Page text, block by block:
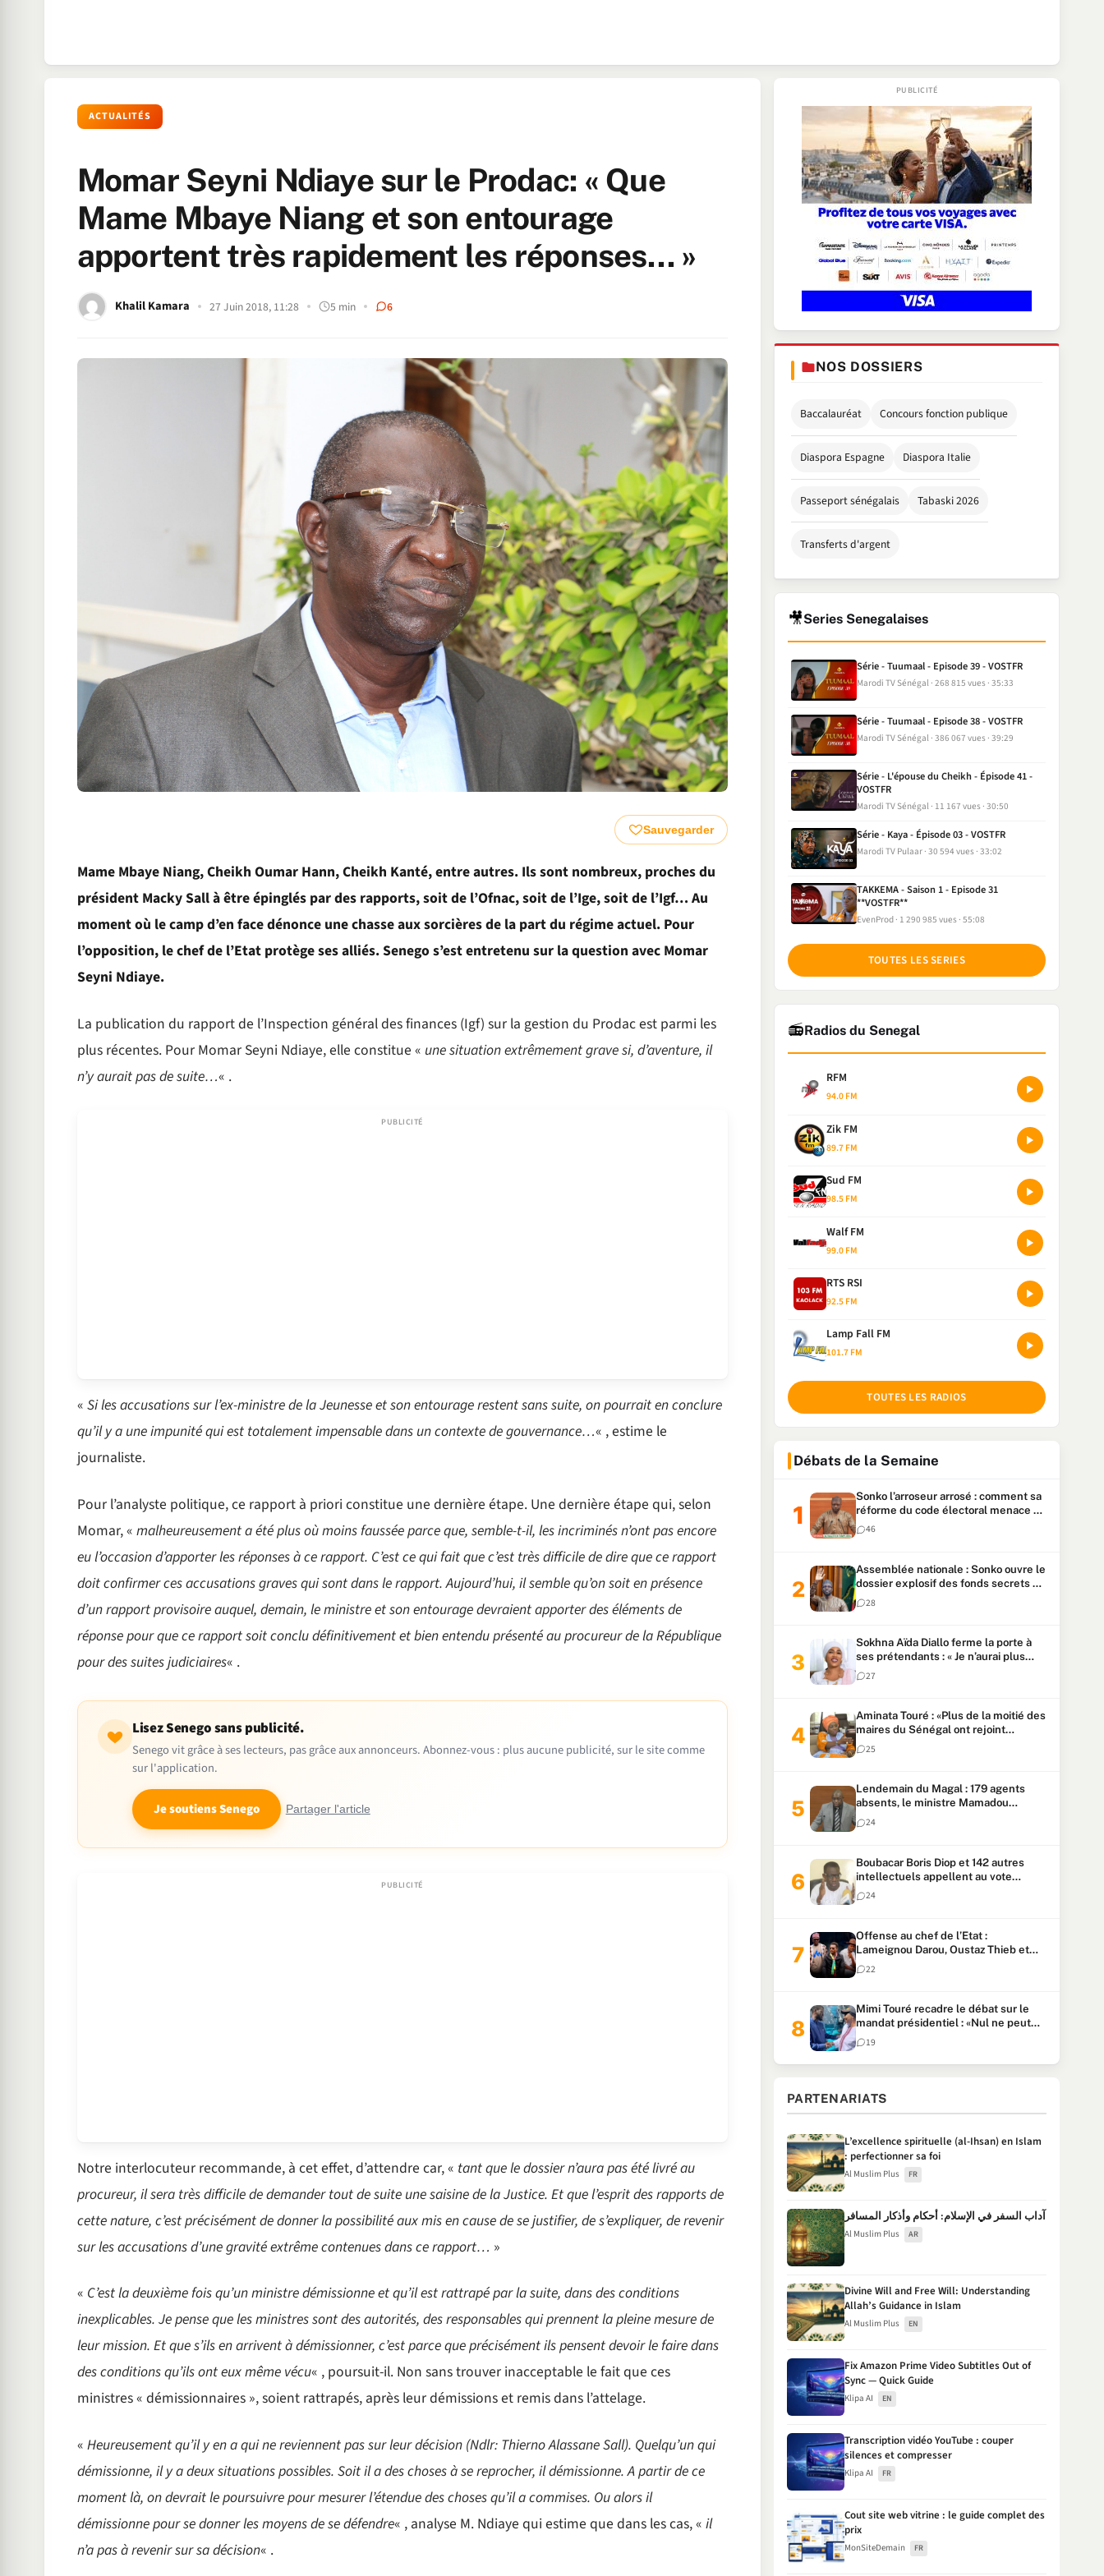
ACTUALITÉS
Momar Seyni Ndiaye sur le Prodac: « Que
Mame Mbaye Niang et son entourage
apportent très rapidement les réponses… »
Khalil Kamara 27 Juin 2018, 11:28 5 min 6
Sauvegarder
Mame Mbaye Niang, Cheikh Oumar Hann, Cheikh Kanté, entre autres. Ils sont nombreux, proches du
président Macky Sall à être épinglés par des rapports, soit de l’Ofnac, soit de l’Ige, soit de l’Igf… Au
moment où le camp d’en face dénonce une chasse aux sorcières de la part du régime actuel. Pour
l’opposition, le chef de l’Etat protège ses alliés. Senego s’est entretenu sur la question avec Momar
Seyni Ndiaye.
La publication du rapport de l’Inspection général des finances (Igf) sur la gestion du Prodac est parmi les
plus récentes. Pour Momar Seyni Ndiaye, elle constitue « une situation extrêmement grave si, d’aventure, il
n’y aurait pas de suite…« .
« Si les accusations sur l’ex-ministre de la Jeunesse et son entourage restent sans suite, on pourrait en conclure
qu’il y a une impunité qui est totalement impensable dans un contexte de gouvernance…« , estime le
journaliste.
Pour l’analyste politique, ce rapport à priori constitue une dernière étape. Une dernière étape qui, selon
Momar, « malheureusement a été plus où moins faussée parce que, semble-t-il, les incriminés n’ont pas encore
eu l’occasion d’apporter les réponses à ce rapport. C’est ce qui fait que c’est très difficile de dire que ce rapport
doit confirmer ces accusations graves qui sont dans le rapport. Aujourd’hui, il semble qu’on soit en présence
d’un rapport provisoire auquel, demain, le ministre et son entourage devraient apporter des éléments de
réponse pour que ce rapport soit conclu définitivement et bien entendu présenté au procureur de la République
pour des suites judiciaires« .
Lisez Senego sans publicité.
Senego vit grâce à ses lecteurs, pas grâce aux annonceurs. Abonnez-vous : plus aucune publicité, sur le site comme
sur l'application.
Je soutiens Senego Partager l'article
Notre interlocuteur recommande, à cet effet, d’attendre car, « tant que le dossier n’aura pas été livré au
procureur, il sera très difficile de demander tout de suite une saisine de la Justice. Et que l’esprit des rapports de
cette nature, c’est précisément de donner la possibilité aux mis en cause de se justifier, de s’expliquer, de revenir
sur les accusations d’une gravité extrême contenues dans ce rapport… »
« C’est la deuxième fois qu’un ministre démissionne et qu’il est rattrapé par la suite, dans des conditions
inexplicables. Je pense que les ministres sont des autorités, des responsables qui prennent la pleine mesure de
leur mission. Et que s’ils en arrivent à démissionner, c’est parce que précisément ils pensent devoir le faire dans
des conditions qu’ils ont eux même vécu« , poursuit-il. Non sans trouver inacceptable le fait que ces
ministres « démissionnaires », soient rattrapés, après leur démissions et remis dans l’attelage.
« Heureusement qu’il y en a qui ne reviennent pas sur leur décision (Ndlr: Thierno Alassane Sall). Quelqu’un qui
démissionne, il y a deux situations possibles. Soit il a des choses à se reprocher, il démissionne. A partir de ce
moment là, on devrait le poursuivre pour mesurer l’étendue des choses qu’il a commises. Ou alors il
démissionne pour se donner les moyens de se défendre« , analyse M. Ndiaye qui estime que dans les cas, « il
n’a pas à revenir sur sa décision« .
NOS DOSSIERS
Baccalauréat Concours fonction publique
Diaspora Espagne Diaspora Italie
Passeport sénégalais Tabaski 2026
Transferts d'argent
🎥Series Senegalaises
Série - Tuumaal - Episode 39 - VOSTFR
Marodi TV Sénégal 268 815 vues 35:33
Série - Tuumaal - Episode 38 - VOSTFR
Marodi TV Sénégal 386 067 vues 39:29
Série - L'épouse du Cheikh - Épisode 41 -
VOSTFR
Marodi TV Sénégal 11 167 vues 30:50
Série - Kaya - Épisode 03 - VOSTFR
Marodi TV Pulaar 30 594 vues 33:02
TAKKEMA - Saison 1 - Episode 31
**VOSTFR**
EvenProd 1 290 985 vues 55:08
TOUTES LES SERIES
📻Radios du Senegal
RFM
94.0 FM
Zik FM
89.7 FM
Sud FM
98.5 FM
Walf FM
99.0 FM
RTS RSI
92.5 FM
Lamp Fall FM
101.7 FM
TOUTES LES RADIOS
Débats de la Semaine
Sonko l’arroseur arrosé : comment sa
réforme du code électoral menace sa
candidature
46
Assemblée nationale : Sonko ouvre le
dossier explosif des fonds secrets et
du patrimoine présidentiel
28
Sokhna Aïda Diallo ferme la porte à
ses prétendants : « Je n’aurai plus
jamais un autre mari »
27
Aminata Touré : «Plus de la moitié des
maires du Sénégal ont rejoint
Kiiraay»
25
Lendemain du Magal : 179 agents
absents, le ministre Mamadou
Lamine Dianté exige des explications
24
Boubacar Boris Diop et 142 autres
intellectuels appellent au vote
urgent de la révision
constitutionnelle
24
Offense au chef de l’Etat :
Lameignou Darou, Oustaz Thieb et
Ndiaye Touba lourdement
condamnés
22
Mimi Touré recadre le débat sur le
mandat présidentiel : «Nul ne peut
faire plus de deux mandats
consécutifs de 5 ans»
19
PARTENARIATS
L’excellence spirituelle (al-Ihsan) en Islam
: perfectionner sa foi
Al Muslim Plus FR
آداب السفر في الإسلام: أحكام وأذكار المسافر
Al Muslim Plus AR
Divine Will and Free Will: Understanding
Allah’s Guidance in Islam
Al Muslim Plus EN
Fix Amazon Prime Video Subtitles Out of
Sync — Quick Guide
Klipa AI EN
Transcription vidéo YouTube : couper
silences et compresser
Klipa AI FR
Cout site web vitrine : le guide complet des
prix
MonSiteDemain FR